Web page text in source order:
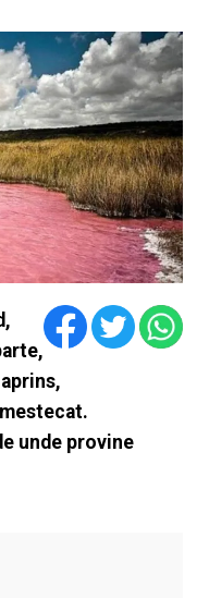
unde provine